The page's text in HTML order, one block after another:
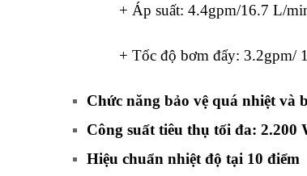
+ Áp suất: 4.4gpm/16.7 L/
+ Tốc độ bơm đẩy: 3.2gpm/
Chức năng bảo vệ quá nhiệt và
Công suất tiêu thụ tối đa: 2.200
Hiệu chuẩn nhiệt độ tại 10 điểm